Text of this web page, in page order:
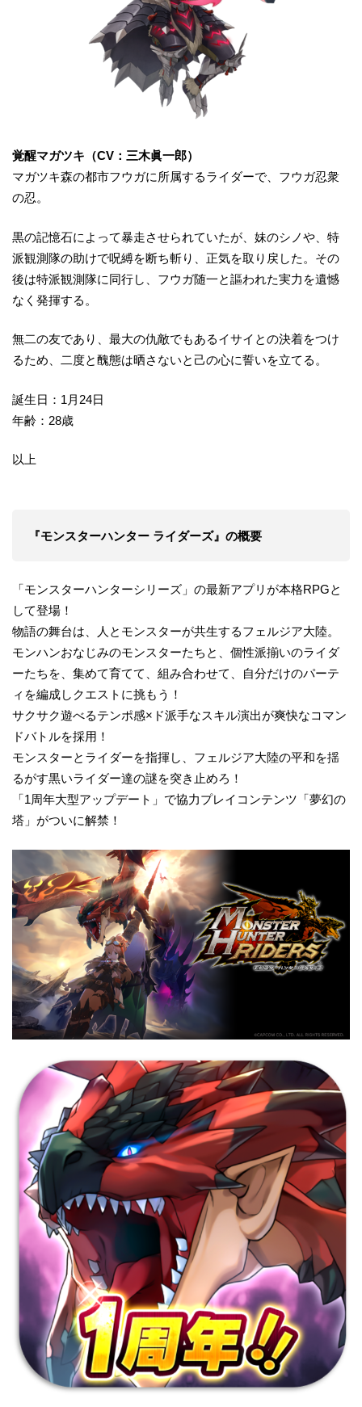
覚醒マガツキ（CV ：三木眞一郎）
マガツキ森の都市フウガに所属するライダーで、フウガ忍衆
の忍。
黒の記憶石によって暴走させられていたが、妹のシノや、特
派観測隊の助けで呪縛を断ち斬り、正気を取り戻した。その
後は特派観測隊に同行し、フウガ随一と謳われた実力を遺憾
なく発揮する。
無二の友であり、最大の仇敵でもあるイサイとの決着をつけ
るため、二度と醜態は晒さないと己の心に誓いを立てる。
誕生日：1月24日
年齢：28歳
以上
『モンスターハンター ライダーズ』の概要
「モンスターハンターシリーズ」の最新アプリが本格RPGと
して登場！
物語の舞台は、人とモンスターが共生するフェルジア大陸。
モンハンおなじみのモンスターたちと、個性派揃いのライダ
ーたちを、集めて育てて、組み合わせて、自分だけのパーテ
ィを編成しクエストに挑もう！
サクサク遊べるテンポ感×ド派手なスキル演出が爽快なコマン
ドバトルを採用！
モンスターとライダーを指揮し、フェルジア大陸の平和を揺
るがす黒いライダー達の謎を突き止めろ！
「1周年大型アップデート」で協力プレイコンテンツ「夢幻の
塔」がついに解禁！